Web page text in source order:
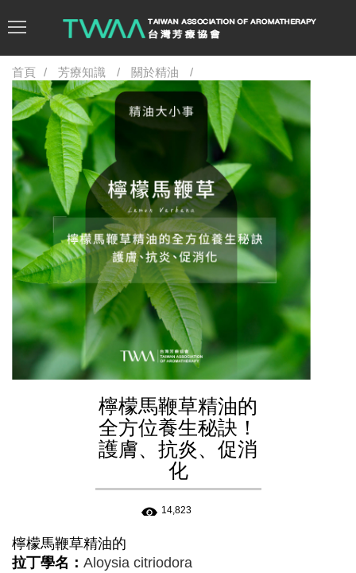
首頁 芳療知識 關於精油
檸檬馬鞭草精油的
全方位養生秘訣！
護膚、抗炎、促消
化
14,823
檸檬馬鞭草精油的
拉丁學名： Aloysia citriodora